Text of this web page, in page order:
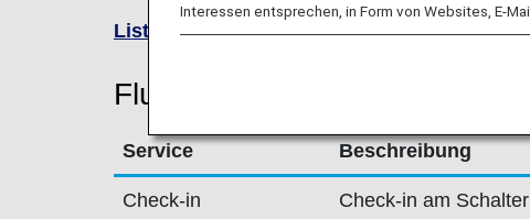
Liste von Codeshare-Flügen.
Fluginformationen für
Service Beschreibung
Check-in
Check-in am
Interessen entsprechen, in Form von Websites, E-